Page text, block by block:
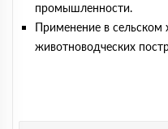
промышленности.
Применение в сельском
животноводческих